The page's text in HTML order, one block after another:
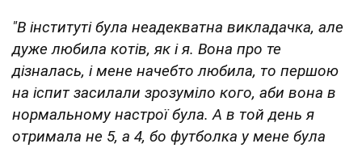
"В інституті була неадекватна викладачка, але
дуже любила котів, як і я. Вона про те
дізналась, і мене начебто любила, то першою
на іспит засилали зрозуміло кого, аби вона в
нормальному настрої була. А в той день я
отримала не 5, а 4, бо футболка у мене була